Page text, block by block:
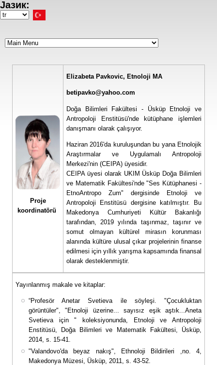
Ana
içeriğe
Јазик:
Select
Proje
koordinatörü
Elizabeta Pavkovic, Etnoloji MA
betipavko@yahoo.com
Doğa Bilimleri Fakültesi - Üsküp Etnoloji ve
Antropoloji Enstitüsü'nde kütüphane işlemleri
danışmanı olarak çalışıyor.
Haziran 2016'da kuruluşundan bu yana Etnolojik
Araştırmalar ve Uygulamalı Antropoloji
Merkezi'nin (CEIPA) üyesidir.
CEIPA üyesi olarak UKIM Üsküp Doğa Bilimleri
ve Matematik Fakültesi'nde "Ses Kütüphanesi -
EtnoAntropo Zum" dergisinde Etnoloji ve
Antropoloji Enstitüsü dergisine katılmıştır. Bu
Makedonya Cumhuriyeti Kültür Bakanlığı
tarafından, 2019 yılında taşınmaz, taşınır ve
somut olmayan kültürel mirasın korunması
alanında kültüre ulusal çıkar projelerinin finanse
edilmesi için yıllık yarışma kapsamında finansal
olarak desteklenmiştir.
Yayınlanmış makale ve kitaplar:
“Profesör Anetar Svetieva ile söyleşi. "Çocukluktan
görüntüler", "Etnoloji üzerine... sayısız eşik aştık...Aneta
Svetieva için " koleksiyonunda, Etnoloji ve Antropoloji
Enstitüsü, Doğa Bilimleri ve Matematik Fakültesi, Üsküp,
2014, s. 15-41.
"Valandovo'da beyaz nakış", Ethnoloji Bildirileri ,no. 4,
Makedonya Müzesi, Üsküp, 2011, s. 43-52.